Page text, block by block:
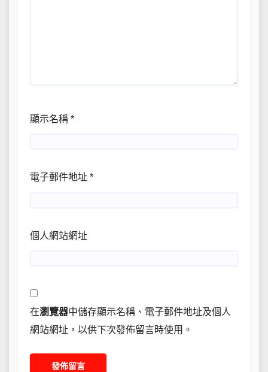
顯示名稱 *
電子郵件地址 *
個人網站網址
在瀏覽器中儲存顯示名稱、電子郵件地址及個人
網站網址，以供下次發佈留言時使用。